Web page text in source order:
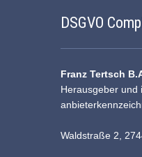
DSGVO
Franz Tertsch
Herausgeber und
Waldstraße 2,